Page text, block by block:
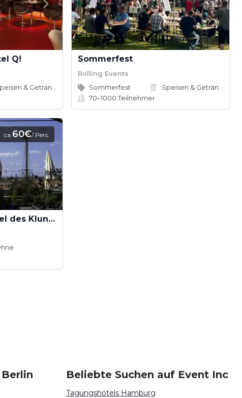
Q! Sommerfest
Rolling Events
Sommerfest
70–1000Teilnehmer
ca.60€/ Pers.
Ihr Event im Ostflügel des Klunkerkranichs
Beliebte Suchen auf Event Inc
Tagungshotels Hamburg